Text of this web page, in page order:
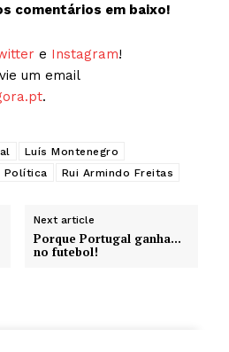
comentários em baixo!
e Instagram!
um email
.
Luís Montenegro
Política Rui Armindo Freitas
Next article
Porque Portugal ganha…
no futebol!